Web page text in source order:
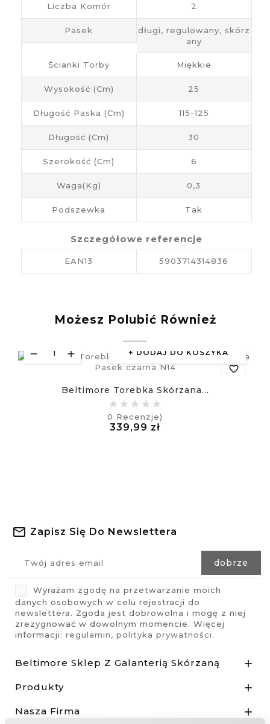
Liczba Komór 2
Pasek
długi, regulowany, skórz
any
Ścianki Torby Miękkie
Wysokość (cm) 25
Długość Paska (cm) 115-125
Długość (cm) 30
Szerokość (cm) 6
Waga(kg) 0,3
Podszewka Tak
Szczegółowe referencje
EAN13 5903714314836
Możesz Polubić Również
DODAJ DO KOSZYKA
favorite_border
Beltimore Torebka Skórzana...
0 Recenzje)
339,99 zł
Zapisz Się Do Newslettera
Wyrażam zgodę na przetwarzanie moich
danych osobowych w celu rejestracji do
newslettera. Zgoda jest dobrowolna i mogę z niej
zrezygnować w dowolnym momencie. Więcej
informacji: regulamin, polityka prywatności.
Beltimore Sklep Z Galanterią Skórzaną 
Produkty 
Nasza Firma 